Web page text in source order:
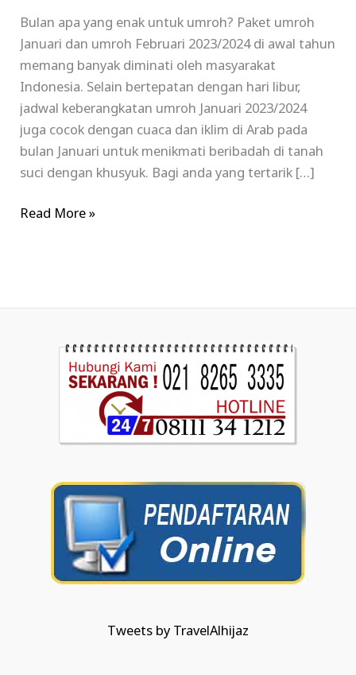
Bulan apa yang enak untuk umroh? Paket umroh
Januari dan umroh Februari 2023/2024 di awal tahun
memang banyak diminati oleh masyarakat
Indonesia. Selain bertepatan dengan hari libur,
jadwal keberangkatan umroh Januari 2023/2024
juga cocok dengan cuaca dan iklim di Arab pada
bulan Januari untuk menikmati beribadah di tanah
suci dengan khusyuk. Bagi anda yang tertarik […]
Read More »
Tweets by TravelAlhijaz